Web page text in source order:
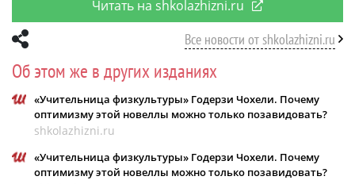
Читать на shkolazhizni.ru
Все новости от shkolazhizni.ru
Об этом же в других изданиях
«Учительница физкультуры» Годерзи Чохели. Почему
оптимизму этой новеллы можно только позавидовать?
shkolazhizni.ru
«Учительница физкультуры» Годерзи Чохели. Почему
оптимизму этой новеллы можно только позавидовать?